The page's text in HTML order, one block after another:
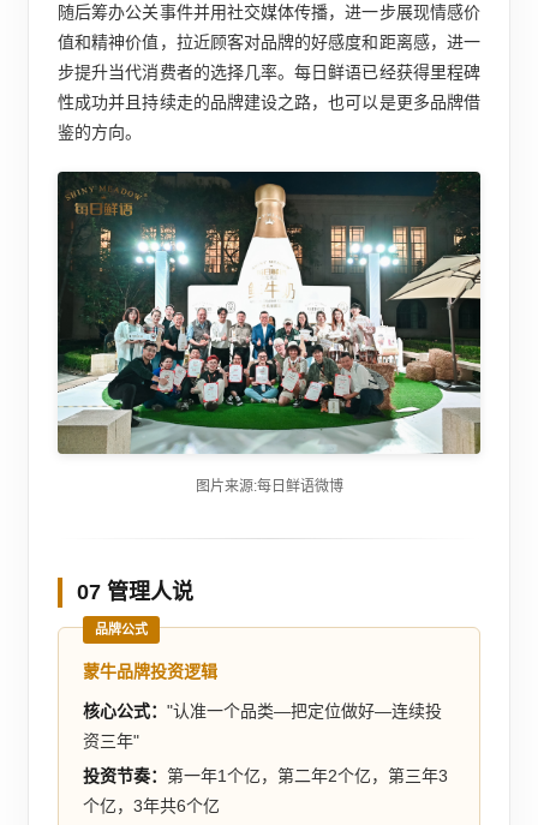
随后筹办公关事件并用社交媒体传播，进一步展现情感价
值和精神价值，拉近顾客对品牌的好感度和距离感，进一
步提升当代消费者的选择几率。每日鲜语已经获得里程碑
性成功并且持续走的品牌建设之路，也可以是更多品牌借
鉴的方向。
图片来源:每日鲜语微博
07 管理人说
品牌公式
蒙牛品牌投资逻辑
核心公式："认准一个品类—把定位做好—连续投
资三年"
投资节奏：第一年1个亿，第二年2个亿，第三年3
个亿，3年共6个亿